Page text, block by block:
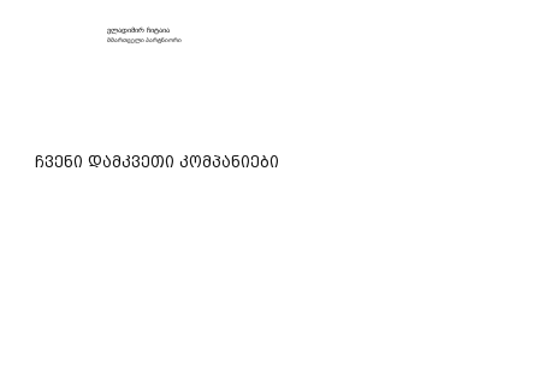
ვლადიმირ ჩიტაია
მმართველი პარტნიორი
ჩვენი დამკვეთი კომპანიები